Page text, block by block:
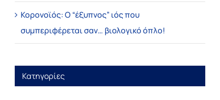
Κορονοϊός: Ο “έξυπνος” ιός που
συμπεριφέρεται σαν… βιολογικό όπλο!
Κατηγορίες